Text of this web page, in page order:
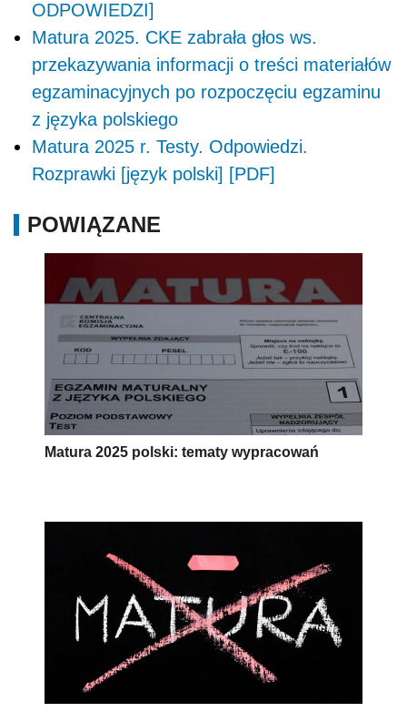
ODPOWIEDZI]
Matura 2025. CKE zabrała głos ws.
przekazywania informacji o treści materiałów
egzaminacyjnych po rozpoczęciu egzaminu
z języka polskiego
Matura 2025 r. Testy. Odpowiedzi.
Rozprawki [język polski] [PDF]
POWIĄZANE
Matura 2025 polski: tematy wypracowań